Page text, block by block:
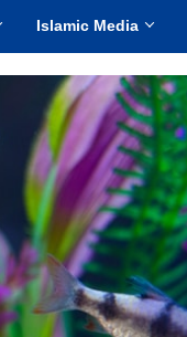
Islamic Media